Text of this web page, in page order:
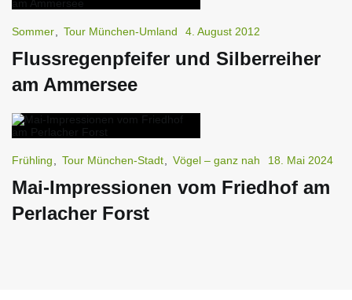
Sommer Tour München-Umland 4. August 2012
Flussregenpfeifer und Silberreiher
am Ammersee
Frühling Tour München-Stadt Vögel – ganz nah 18. Mai 2024
Mai-Impressionen vom Friedhof am
Perlacher Forst